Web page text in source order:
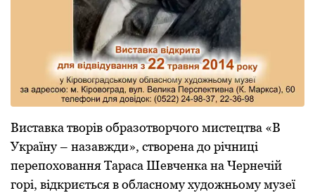
Виставка творів образотворчого мистецтва «В
Україну – назавжди», створена до річниці
перепоховання Тараса Шевченка на Чернечій
горі, відкриється в обласному художньому музеї